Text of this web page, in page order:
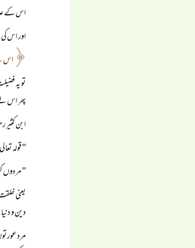
اس كے
اور اس
اس
تو يہ
پھر اس
ابن كثير
" قولہ
" مردوں
يعنى
دين و
مرد